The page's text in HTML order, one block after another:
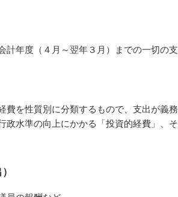
年度（４月～翌年３月）までの一切の支
を性質別に分類するもので、支出が義
政水準の向上にかかる「投資的経費」、